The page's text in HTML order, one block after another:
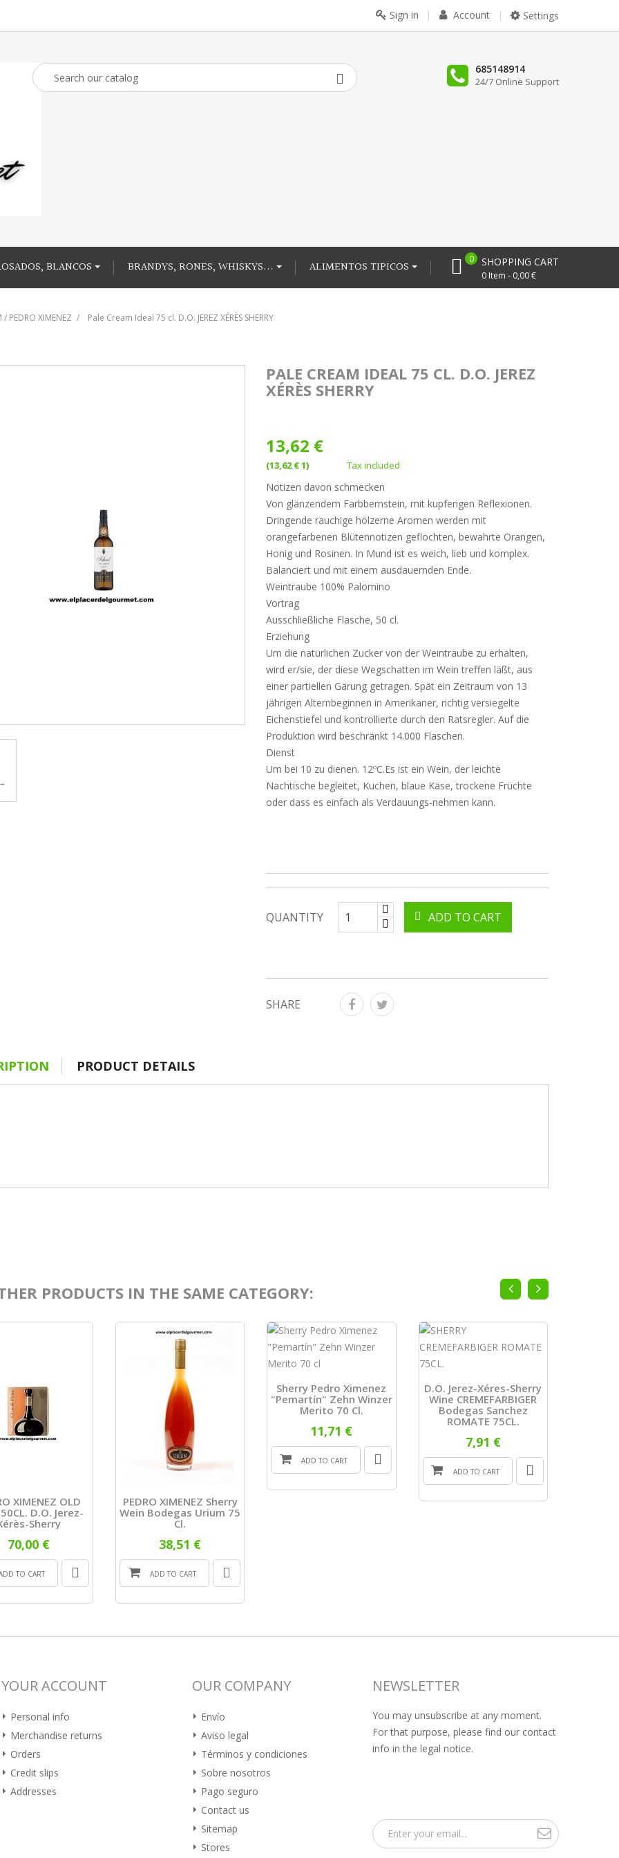
Settings
Account
Sign in
685148914
24/7 Online Support
SHOPPING CART
0 Item - 0,00 €
0
BLANCOS BRANDYS, RONES, WHISKYS... ALIMENTOS TIPICOS
/ PEDRO XIMENEZ Pale Cream Ideal 75 cl. D.O. JEREZ XÉRÈS SHERRY
PALE CREAM IDEAL 75 CL. D.O. JEREZ
XÉRÈS SHERRY
13,62 €
(13,62 € 1) Tax included
Notizen davon schmecken
Von glänzendem Farbbernstein, mit kupferigen Reflexionen.
Dringende rauchige hölzerne Aromen werden mit
orangefarbenen Blütennotizen geflochten, bewahrte Orangen,
Honig und Rosinen. In Mund ist es weich, lieb und komplex.
Balanciert und mit einem ausdauernden Ende.
Weintraube 100% Palomino
Vortrag
Ausschließliche Flasche, 50 cl.
Erziehung
Um die natürlichen Zucker von der Weintraube zu erhalten,
wird er/sie, der diese Wegschatten im Wein treffen läßt, aus
einer partiellen Gärung getragen. Spät ein Zeitraum von 13
jährigen Alternbeginnen in Amerikaner, richtig versiegelte
Eichenstiefel und kontrollierte durch den Ratsregler. Auf die
Produktion wird beschränkt 14.000 Flaschen.
Dienst
Um bei 10 zu dienen. 12ºC.Es ist ein Wein, der leichte
Nachtische begleitet, Kuchen, blaue Käse, trockene Früchte
oder dass es einfach als Verdauungs-nehmen kann.
QUANTITY ADD TO CART
SHARE
PRODUCT DETAILS
PRODUCTS IN THE SAME CATEGORY:
XIMENEZ OLD
D.O. Jerez-
Sherry
70,00 €
TO CART
PEDRO XIMENEZ Sherry
Wein Bodegas Urium 75
Cl.
38,51 €
ADD TO CART
Sherry Pedro Ximenez
"Pemartín" Zehn Winzer
Merito 70 Cl.
11,71 €
ADD TO CART
D.o. Jerez-Xéres-Sherry
Wine CREMEFARBIGER
Bodegas Sanchez
ROMATE 75CL.
7,91 €
ADD TO CART
YOUR ACCOUNT
Personal info
Merchandise returns
Orders
Credit slips
Addresses
OUR COMPANY
Envío
Aviso legal
Términos y condiciones
Sobre nosotros
Pago seguro
Contact us
Sitemap
Stores
NEWSLETTER
You may unsubscribe at any moment.
For that purpose, please find our contact
info in the legal notice.